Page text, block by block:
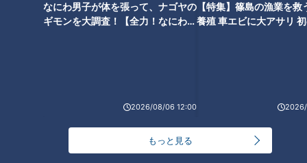
なにわ男子が体を張って、ナゴヤの
ギモンを大調査！【全力！なにわ実
2026/08/06 12:00
【特集】篠島の漁業を救
養殖 車エビに大アサリ
もっと見る